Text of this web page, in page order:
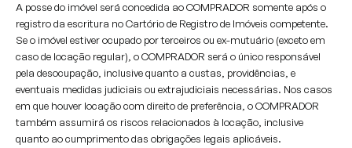
A posse do imóvel será concedida ao COMPRADOR somente após o
registro da escritura no Cartório de Registro de Imóveis competente.
Se o imóvel estiver ocupado por terceiros ou ex-mutuário (exceto em
caso de locação regular), o COMPRADOR será o único responsável
pela desocupação, inclusive quanto a custas, providências, e
eventuais medidas judiciais ou extrajudiciais necessárias. Nos casos
em que houver locação com direito de preferência, o COMPRADOR
também assumirá os riscos relacionados à locação, inclusive
quanto ao cumprimento das obrigações legais aplicáveis.